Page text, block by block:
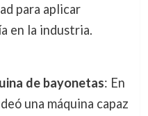
para aplicar
en la industria.
de bayonetas: En
una máquina capaz